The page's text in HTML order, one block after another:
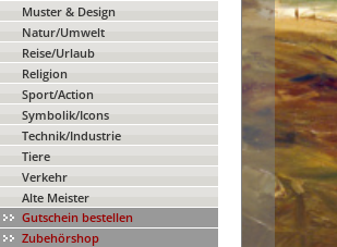
Muster & Design
Natur/Umwelt
Reise/Urlaub
Religion
Sport/Action
Symbolik/Icons
Technik/Industrie
Tiere
Verkehr
Alte Meister
Gutschein bestellen
Zubehörshop